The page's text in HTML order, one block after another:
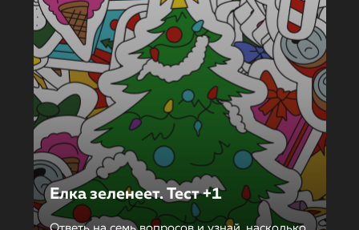
Елка зеленеет. Тест +1